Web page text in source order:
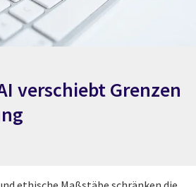
verschiebt Grenzen